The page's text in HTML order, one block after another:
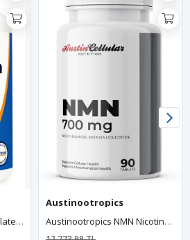
Nutricost, Magnesium Malate, 420 Mg, 180 Capsules. Usa 38.
Austinootropics
Austinootropics NMN Nicotinamide Mononucleotide Pure Potency 700mg 90 Capsul.Made In Usa.77.